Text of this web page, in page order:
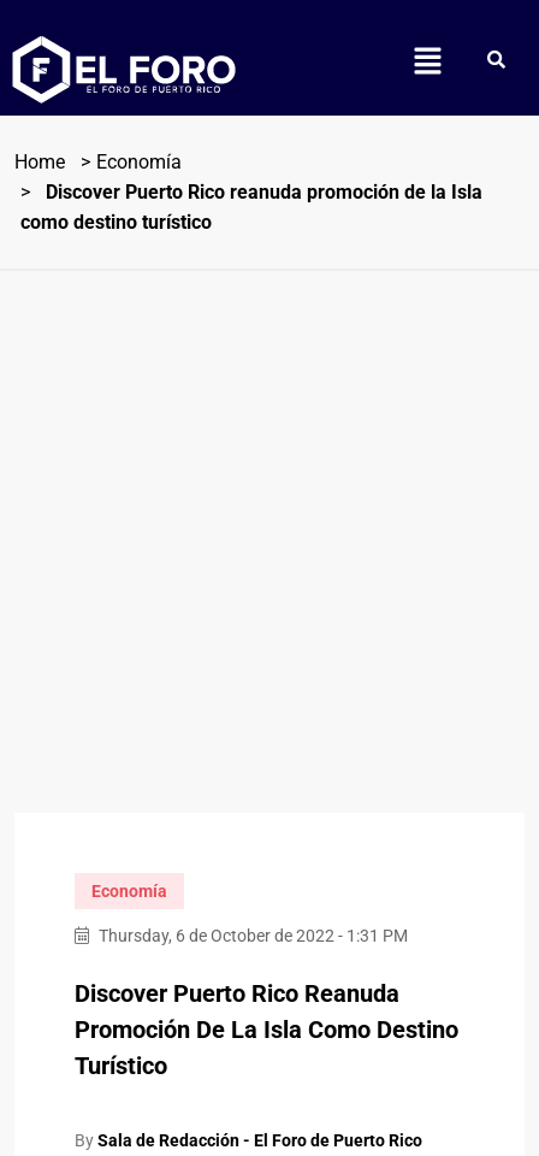
Home
Economía
Discover Puerto Rico reanuda promoción de la Isla
como destino turístico
Economía
Thursday, 6 de October de 2022 - 1:31 PM
Discover Puerto Rico Reanuda
Promoción De La Isla Como Destino
Turístico
BySala de Redacción - El Foro de Puerto Rico